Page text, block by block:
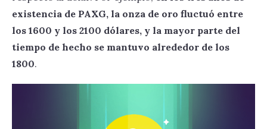
existencia de PAXG, la onza de oro fluctuó entre
los 1600 y los 2100 dólares, y la mayor parte del
tiempo de hecho se mantuvo alrededor de los
1800.